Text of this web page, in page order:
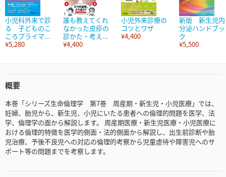
小児科外来で診
る 子どものこ
ころプライマ...
¥5,280
誰も教えてくれ
なかった皮疹の
診かた・考え...
¥4,400
小児外来診療の
コツとワザ
¥4,400
新版 新生児内
分泌ハンドブッ
ク
¥5,500
概要
本巻「シリーズ生命倫理学 第7巻 周産期・新生児・小児医療」では、
妊婦、胎児から、新生児、小児にいたる患者への倫理的問題を医学、法
学、倫理学の面から解説します。 周産期医療・新生児医療・小児医療に
おける倫理的特徴を医学的側面・法的側面から解説し、出生前診断や胎
児治療、予後不良児への対応の倫理的考察から児童虐待や障害児へのサ
ポート等の問題までを考察します。